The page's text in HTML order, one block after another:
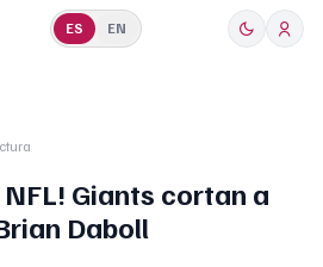
ES EN
NFL! Giants cortan a
Daboll